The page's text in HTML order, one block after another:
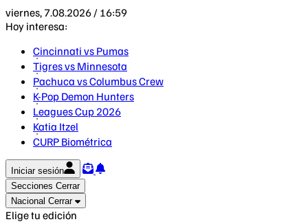
viernes, 7.08.2026 / 16:59
Hoy interesa:
Cincinnati vs Pumas
Tigres vs Minnesota
Pachuca vs Columbus Crew
K-Pop Demon Hunters
Leagues Cup 2026
Katia Itzel
CURP Biométrica
Iniciar sesión
Secciones Cerrar
Nacional Cerrar
Elige tu edición